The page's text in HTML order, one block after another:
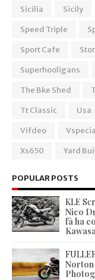
Sicilia
Sicily
Speed Triple
Sport Cafe
Superhooligans
The Bke Shed
Tt Classic
Usa
Vifdeo
Xs650
Yard
POPULAR POSTS
KLE
Nico
fà ha
Norton